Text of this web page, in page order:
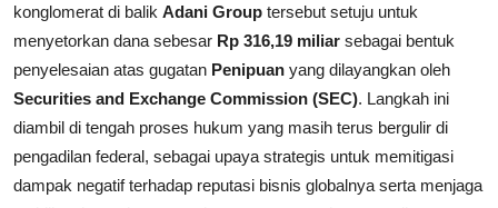
konglomerat di balik Adani Group tersebut setuju untuk
menyetorkan dana sebesar Rp 316,19 miliar sebagai bentuk
penyelesaian atas gugatan Penipuan yang dilayangkan oleh
Securities and Exchange Commission (SEC). Langkah ini
diambil di tengah proses hukum yang masih terus bergulir di
pengadilan federal, sebagai upaya strategis untuk memitigasi
dampak negatif terhadap reputasi bisnis globalnya serta menjaga